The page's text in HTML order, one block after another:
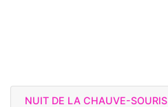
NUIT DE LA CHAUVE-SOURIS